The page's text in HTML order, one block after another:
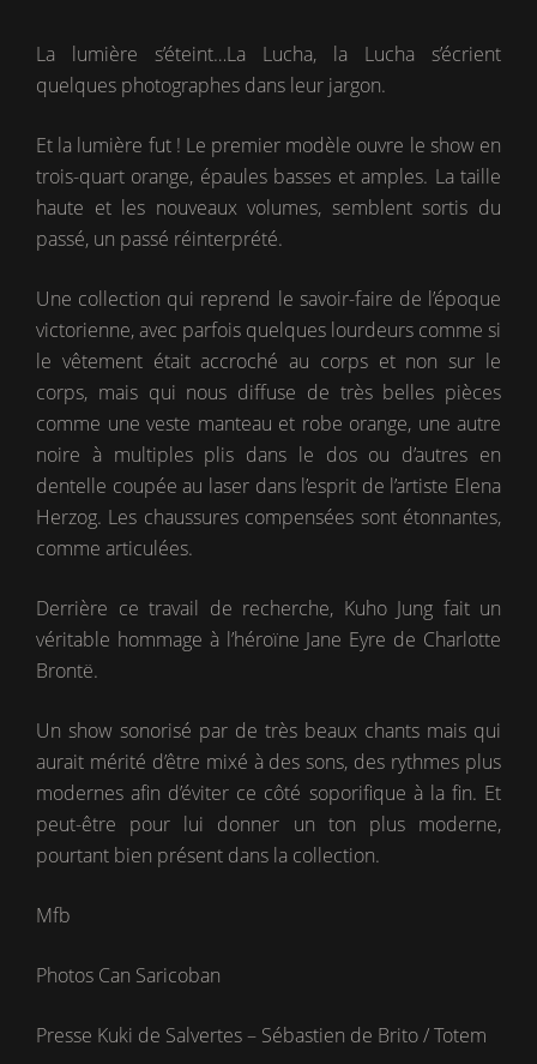
La lumière s’éteint…La Lucha, la Lucha s’écrient
quelques photographes dans leur jargon.
Et la lumière fut ! Le premier modèle ouvre le show en
trois-quart orange, épaules basses et amples. La taille
haute et les nouveaux volumes, semblent sortis du
passé, un passé réinterprété.
Une collection qui reprend le savoir-faire de l’époque
victorienne, avec parfois quelques lourdeurs comme si
le vêtement était accroché au corps et non sur le
corps, mais qui nous diffuse de très belles pièces
comme une veste manteau et robe orange, une autre
noire à multiples plis dans le dos ou d’autres en
dentelle coupée au laser dans l’esprit de l’artiste Elena
Herzog. Les chaussures compensées sont étonnantes,
comme articulées.
Derrière ce travail de recherche, Kuho Jung fait un
véritable hommage à l’héroïne Jane Eyre de Charlotte
Brontë.
Un show sonorisé par de très beaux chants mais qui
aurait mérité d’être mixé à des sons, des rythmes plus
modernes afin d’éviter ce côté soporifique à la fin. Et
peut-être pour lui donner un ton plus moderne,
pourtant bien présent dans la collection.
Mfb
Photos Can Saricoban
Presse Kuki de Salvertes – Sébastien de Brito / Totem